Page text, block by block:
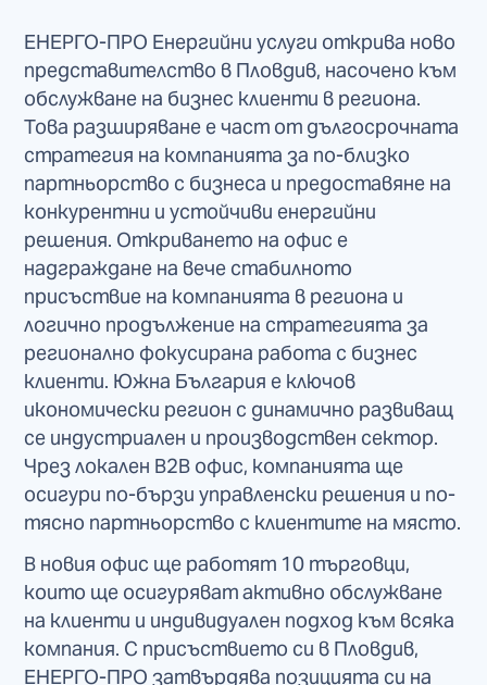
ЕНЕРГО-ПРО Енергийни услуги открива ново
представителство в Пловдив, насочено към
обслужване на бизнес клиенти в региона.
Това разширяване е част от дългосрочната
стратегия на компанията за по-близко
партньорство с бизнеса и предоставяне на
конкурентни и устойчиви енергийни
решения. Откриването на офис е
надграждане на вече стабилното
присъствие на компанията в региона и
логично продължение на стратегията за
регионално фокусирана работа с бизнес
клиенти. Южна България е ключов
икономически регион с динамично развиващ
се индустриален и производствен сектор.
Чрез локален B2B офис, компанията ще
осигури по-бързи управленски решения и по-
тясно партньорство с клиентите на място.
В новия офис ще работят 10 търговци,
които ще осигуряват активно обслужване
на клиенти и индивидуален подход към всяка
компания. С присъствието си в Пловдив,
ЕНЕРГО-ПРО затвърдява позицията си на